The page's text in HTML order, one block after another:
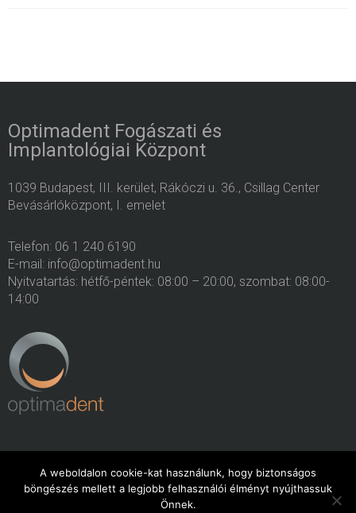
Optimadent Fogászati és
Implantológiai Központ
1039 Budapest, III. kerület, Rákóczi u. 36., Csillag Center
Bevásárlóközpont, I. emelet
Telefon: 06 1 240 6190
E-mail: info@optimadent.hu
Nyitvatartás: hétfő-péntek: 08:00 – 20:00, szombat: 08:00-
14:00
Minden jog fenntartva. 2015. OptimaDent
A weboldalon cookie-kat használunk, hogy biztonságos
böngészés mellett a legjobb felhasználói élményt nyújthassuk
Önnek.